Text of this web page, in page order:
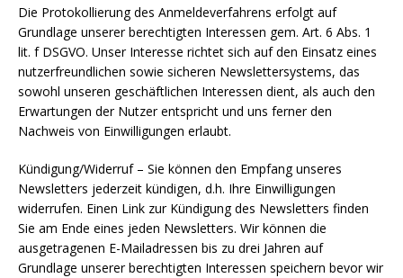
Die Protokollierung des Anmeldeverfahrens erfolgt auf
Grundlage unserer berechtigten Interessen gem. Art. 6 Abs. 1
lit. f DSGVO. Unser Interesse richtet sich auf den Einsatz eines
nutzerfreundlichen sowie sicheren Newslettersystems, das
sowohl unseren geschäftlichen Interessen dient, als auch den
Erwartungen der Nutzer entspricht und uns ferner den
Nachweis von Einwilligungen erlaubt.
Kündigung/Widerruf – Sie können den Empfang unseres
Newsletters jederzeit kündigen, d.h. Ihre Einwilligungen
widerrufen. Einen Link zur Kündigung des Newsletters finden
Sie am Ende eines jeden Newsletters. Wir können die
ausgetragenen E-Mailadressen bis zu drei Jahren auf
Grundlage unserer berechtigten Interessen speichern bevor wir